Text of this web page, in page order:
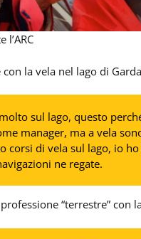
la vela nel lago di
sul lago, questo
manager, ma a vela
corsi di vela sul lago, io
ne regate.
“terrestre” con